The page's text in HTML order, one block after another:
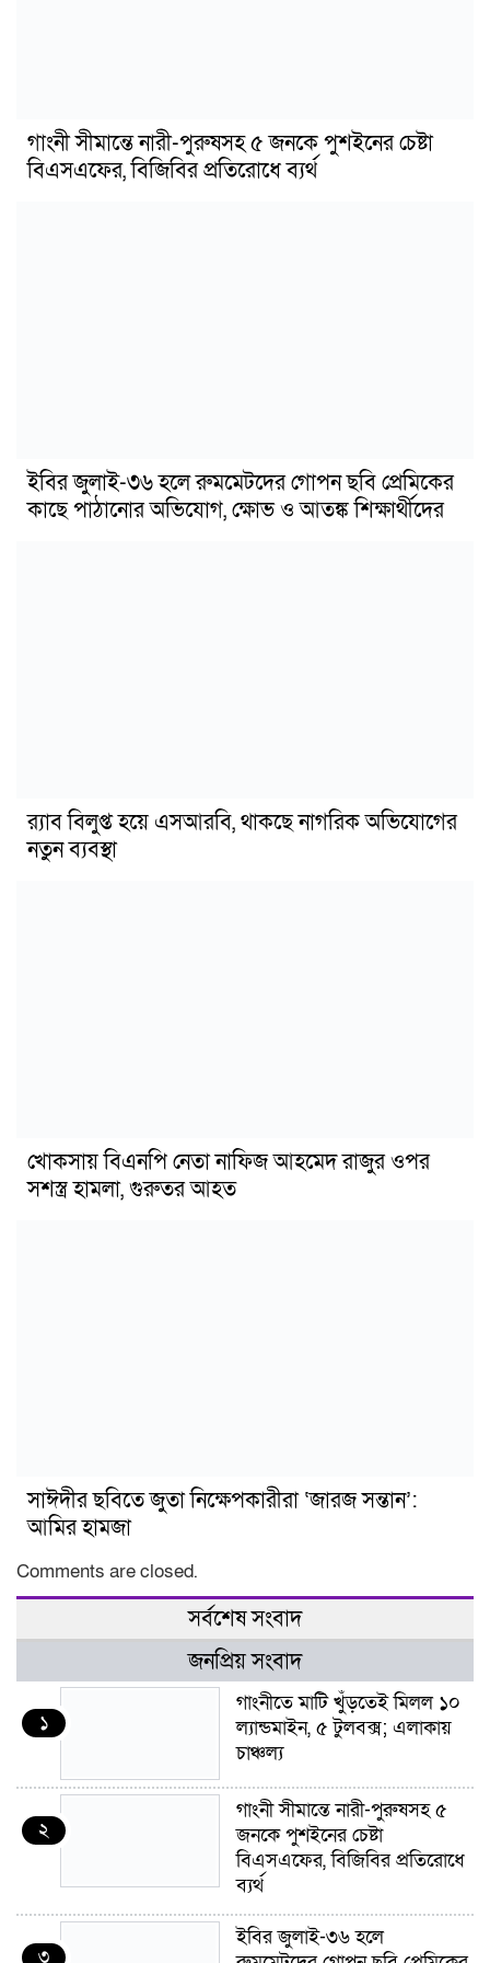
গাংনী সীমান্তে নারী-পুরুষসহ ৫ জনকে পুশইনের চেষ্টা
বিএসএফের, বিজিবির প্রতিরোধে ব্যর্থ
ইবির জুলাই-৩৬ হলে রুমমেটদের গোপন ছবি প্রেমিকের
কাছে পাঠানোর অভিযোগ, ক্ষোভ ও আতঙ্ক শিক্ষার্থীদের
র‍্যাব বিলুপ্ত হয়ে এসআরবি, থাকছে নাগরিক অভিযোগের
নতুন ব্যবস্থা
খোকসায় বিএনপি নেতা নাফিজ আহমেদ রাজুর ওপর
সশস্ত্র হামলা, গুরুতর আহত
সাঈদীর ছবিতে জুতা নিক্ষেপকারীরা ‘জারজ সন্তান’:
আমির হামজা
Comments are closed.
সর্বশেষ সংবাদ
জনপ্রিয় সংবাদ
১
গাংনীতে মাটি খুঁড়তেই মিলল ১০
ল্যান্ডমাইন, ৫ টুলবক্স; এলাকায়
চাঞ্চল্য
২
গাংনী সীমান্তে নারী-পুরুষসহ ৫
জনকে পুশইনের চেষ্টা
বিএসএফের, বিজিবির প্রতিরোধে
ব্যর্থ
৩
ইবির জুলাই-৩৬ হলে